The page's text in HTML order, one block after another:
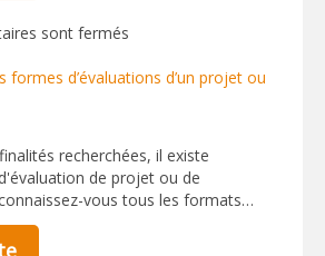
sont fermés
recherchées, il existe
de projet ou de
vous tous les formats…